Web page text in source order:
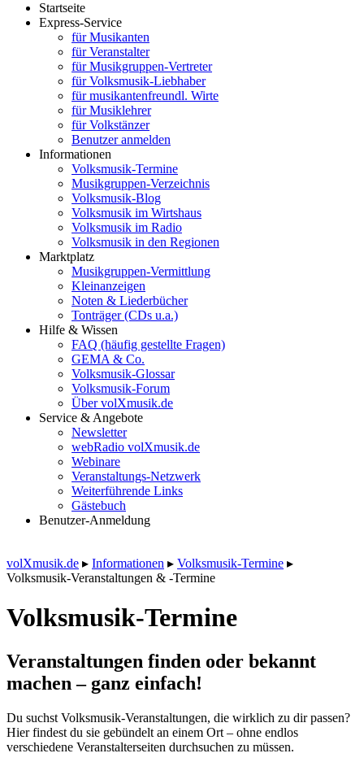
Startseite
Express-Service
für Musikanten
für Veranstalter
für Musikgruppen-Vertreter
für Volksmusik-Liebhaber
für musikantenfreundl. Wirte
für Musiklehrer
für Volkstänzer
Benutzer anmelden
Informationen
Volksmusik-Termine
Musikgruppen-Verzeichnis
Volksmusik-Blog
Volksmusik im Wirtshaus
Volksmusik im Radio
Volksmusik in den Regionen
Marktplatz
Musikgruppen-Vermittlung
Kleinanzeigen
Noten & Liederbücher
Tonträger (CDs u.a.)
Hilfe & Wissen
FAQ (häufig gestellte Fragen)
GEMA & Co.
Volksmusik-Glossar
Volksmusik-Forum
Über volXmusik.de
Service & Angebote
Newsletter
webRadio volXmusik.de
Webinare
Veranstaltungs-Netzwerk
Weiterführende Links
Gästebuch
Benutzer-Anmeldung
volXmusik.de ▸ Informationen ▸ Volksmusik-Termine ▸
Volksmusik-Veranstaltungen & -Termine
Volksmusik-Termine
Veranstaltungen finden oder bekannt
machen – ganz einfach!
Du suchst Volksmusik-Veranstaltungen, die wirklich zu dir passen?
Hier findest du sie gebündelt an einem Ort – ohne endlos
verschiedene Veranstalterseiten durchsuchen zu müssen.